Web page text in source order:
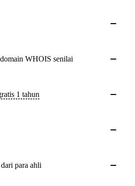
domain WHOIS senilai
1 tahun
dari para ahli